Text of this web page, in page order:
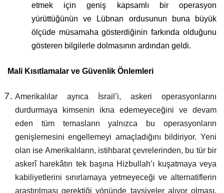
etmek için geniş kapsamlı bir operasyon
yürüttüğünün ve Lübnan ordusunun buna büyük
ölçüde müsamaha gösterdiğinin farkında olduğunu
gösteren bilgilerle dolmasının ardından geldi.
Mali Kısıtlamalar ve Güvenlik Önlemleri
Amerikalılar ayrıca İsrail’i, askeri operasyonlarını
durdurmaya kimsenin ikna edemeyeceğini ve devam
eden tüm temasların yalnızca bu operasyonların
genişlemesini engellemeyi amaçladığını bildiriyor. Yeni
olan ise Amerikalıların, istihbarat çevrelerinden, bu tür bir
askerî harekâtın tek başına Hizbullah’ı kuşatmaya veya
kabiliyetlerini sınırlamaya yetmeyeceği ve alternatiflerin
araştırılması gerektiği yönünde tavsiyeler alıyor olması.